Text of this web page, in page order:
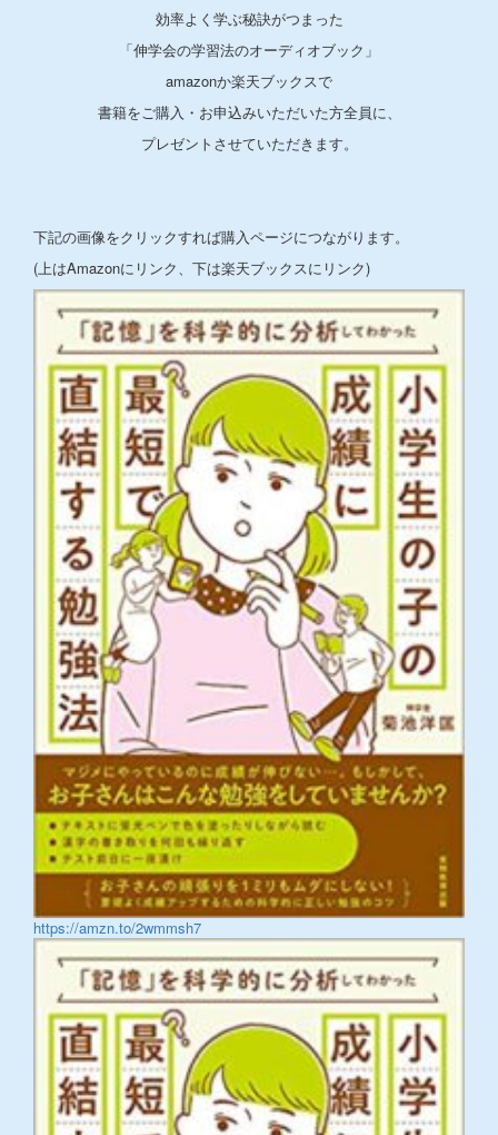
効率よく学ぶ秘訣がつまった
「伸学会の学習法のオーディオブック」
amazonか楽天ブックスで
書籍をご購入・お申込みいただいた方全員に、
プレゼントさせていただきます。
下記の画像をクリックすれば購入ページにつながります。
(上はAmazonにリンク、下は楽天ブックスにリンク)
https://amzn.to/2wmmsh7